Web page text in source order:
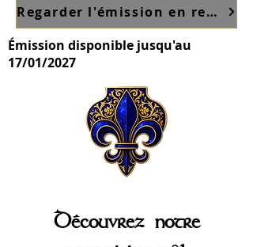
Regarder l'émission en replay sur France TV ici
Émission disponible jusqu'au
17/01/2027
Découvrez notre